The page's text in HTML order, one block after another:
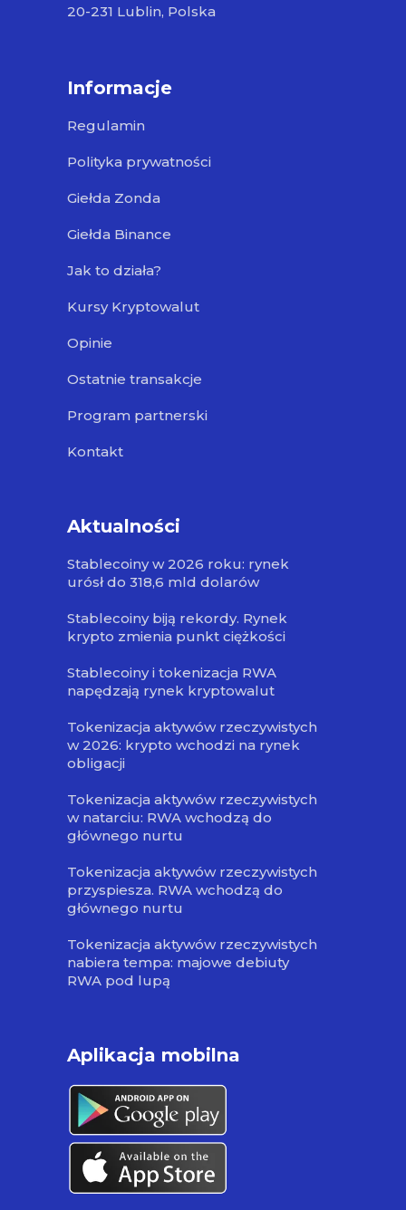
20-231 Lublin, Polska
Informacje
Regulamin
Polityka prywatności
Giełda Zonda
Giełda Binance
Jak to działa?
Kursy Kryptowalut
Opinie
Ostatnie transakcje
Program partnerski
Kontakt
Aktualności
Stablecoiny w 2026 roku: rynek
urósł do 318,6 mld dolarów
Stablecoiny biją rekordy. Rynek
krypto zmienia punkt ciężkości
Stablecoiny i tokenizacja RWA
napędzają rynek kryptowalut
Tokenizacja aktywów rzeczywistych
w 2026: krypto wchodzi na rynek
obligacji
Tokenizacja aktywów rzeczywistych
w natarciu: RWA wchodzą do
głównego nurtu
Tokenizacja aktywów rzeczywistych
przyspiesza. RWA wchodzą do
głównego nurtu
Tokenizacja aktywów rzeczywistych
nabiera tempa: majowe debiuty
RWA pod lupą
Aplikacja mobilna